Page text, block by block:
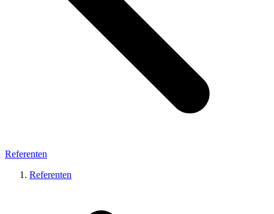
Referenten
Referenten